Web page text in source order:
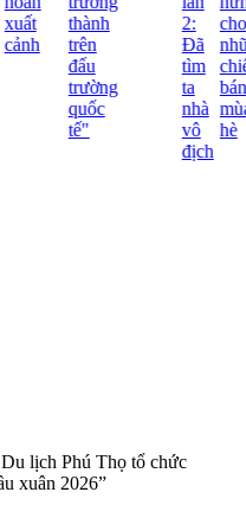
xuất
cảnh
thành
trên
đấu
trường
quốc
tế"
2:
Đã
tìm
ta
nhà
vô
địch
cho
mùa
hè
lịch Phú Thọ tổ chức
xuân 2026”